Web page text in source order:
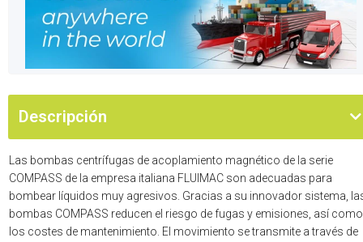
Descripción
Las bombas centrífugas de acoplamiento magnético de la serie
COMPASS de la empresa italiana FLUIMAC son adecuadas para
bombear líquidos muy agresivos. Gracias a su innovador sistema,
bombas COMPASS reducen el riesgo de fugas y emisiones, así como
los costes de mantenimiento. El movimiento se transmite a través de